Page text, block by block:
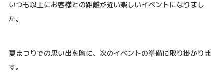
いつも以上にお客様との距離が近い楽しいイベントになりまし
た。
夏まつりでの思い出を胸に、次のイベントの準備に取り掛かりま
す。